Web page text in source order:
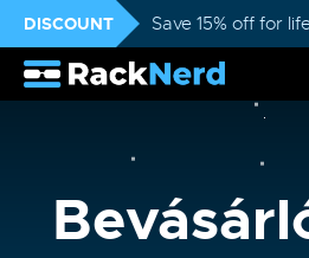
DISCOUNT Save 15% off for